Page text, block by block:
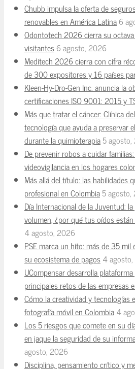
Chubb impulsa la oferta de
renovables en América Latina6
Odontotech 2026 cierra su
visitantes6 agosto, 2026
Meditech 2026 cierra con cifra
de 300 expositores y 16 países
Kleen-Hy-Dro-Gen Inc. anuncia la
certificaciones ISO 9001: 2015 y
Más que tratar el cáncer: Clínica
tecnología que ayuda a preservar
durante la quimioterapia5
De prevenir robos a cuidar
videovigilancia en los hogares
Más allá del título: las habilidades
profesional en Colombia5
Día Internacional de la Juventud:
volumen, ¿por qué tus oídos
4 agosto, 2026
PSE marca un hito: más de 35
su ecosistema de pagos4
UCompensar desarrolla
principales retos de las empresas
Cómo la creatividad y tecnologías
fotografía móvil en Colombia4
Los 5 riesgos que comete en su
en jaque la seguridad de su
agosto, 2026
Disciplina, pensamiento crítico y